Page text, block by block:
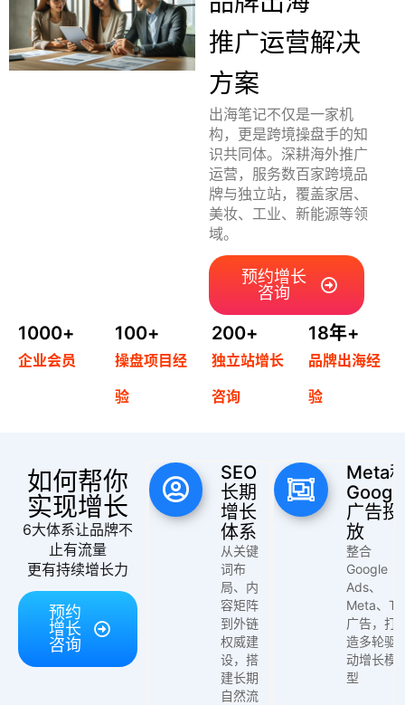
首
页
案
操
盘
手
b
货
推广运营解决
方案
出海笔记不仅是一家机
构，更是跨境操盘手的知
识共同体。深耕海外推广
运营，服务数百家跨境品
牌与独立站，覆盖家居、
美妆、工业、新能源等领
域。
预约增长
咨询
企业会员
1000+
操盘项目经
验
100+
独立站增长
咨询
200+
品牌出海经
验
18年+
如何帮你
实现增长
6大体系让品牌不
止有流量
更有持续增长力
预约
增长
咨询
SEO
长期
增长
体系
从关键
词布
局、内
容矩阵
到外链
权威建
设，搭
建长期
自然流
Meta
广告投
放
整合
Google
Ads、
Meta、TK
广告，打
造多轮驱
动增长模
型